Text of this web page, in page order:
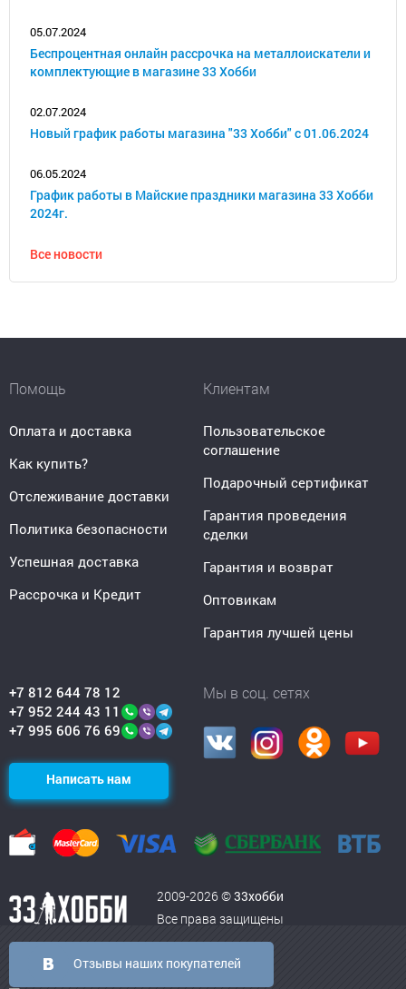
05.07.2024
Беспроцентная онлайн рассрочка на металлоискатели и
комплектующие в магазине 33 Хобби
02.07.2024
Новый график работы магазина "33 Хобби" с 01.06.2024
06.05.2024
График работы в Майские праздники магазина 33 Хобби
2024г.
Все новости
Помощь
Оплата и доставка
Как купить?
Отслеживание доставки
Политика безопасности
Успешная доставка
Рассрочка и Кредит
Клиентам
Пользовательское
соглашение
Подарочный сертификат
Гарантия проведения
сделки
Гарантия и возврат
Оптовикам
Гарантия лучшей цены
+7 812 644 78 12
+7 952 244 43 11
+7 995 606 76 69
Написать нам
Мы в соц. сетях
2009-2026 ©33хобби
Все права защищены
Отзывы наших покупателей